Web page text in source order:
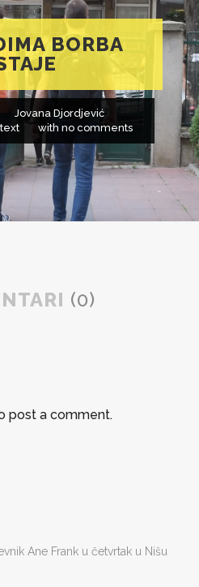
BORBA
Jovana Djordjević
with no comments
(0)
post a comment.
Ane Frank u četvrtak u Nišu